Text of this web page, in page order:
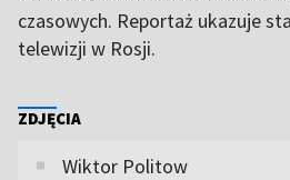
czasowych. Reportaż ukazuje
telewizji w Rosji.
ZDJĘCIA
Wiktor Politow